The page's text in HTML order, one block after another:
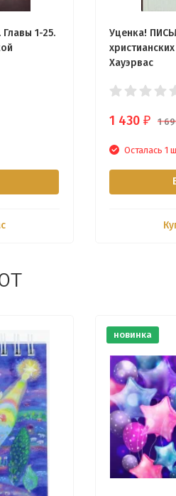
1-25.
Уценка!
Хауэрвас
1 430 ₽ 1
Осталась 1
новинка